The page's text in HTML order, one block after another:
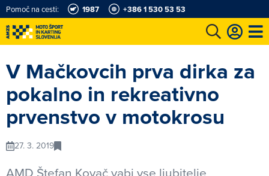
Pomoč na cesti: 1987 +386 1 530 53 53
V Mačkovcih prva dirka za
pokalno in rekreativno
prvenstvo v motokrosu
27. 3. 2019
AMD Štefan Kovač vabi vse ljubitelje